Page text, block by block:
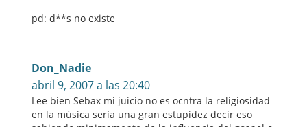
pd: d**s no existe
Don_Nadie
abril 9, 2007 a las 20:40
Lee bien Sebax mi juicio no es ocntra la religiosidad
en la música sería una gran estupidez decir eso